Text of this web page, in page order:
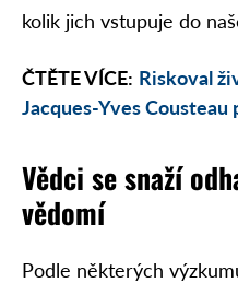
kolik jich vstupuje do
ČTĚTE VÍCE: Riskoval
Jacques-Yves
Vědci se snaží
vědomí
Podle některých